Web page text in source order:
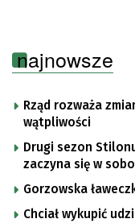
najnowsze
Rząd rozważa
wątpliwości
Drugi sezon
zaczyna się w
Gorzowska
Chciał wykupić